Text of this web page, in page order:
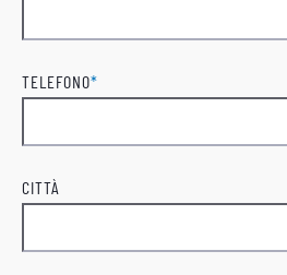
TELEFONO*
CITTÀ